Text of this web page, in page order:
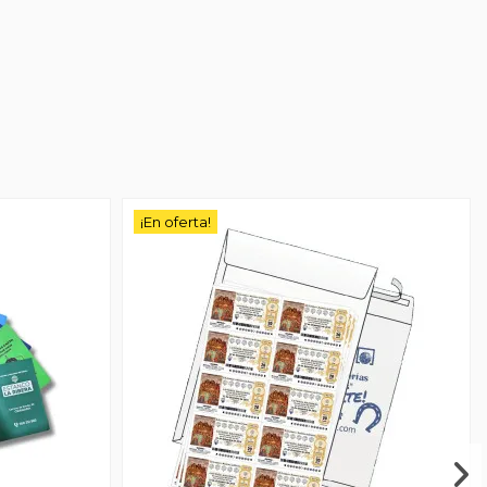
¡En oferta!